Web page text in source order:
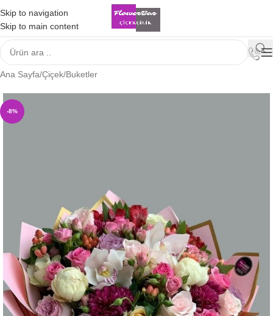
Skip to navigation
Skip to main content
Ana Sayfa/Çiçek/Buketler
-8%